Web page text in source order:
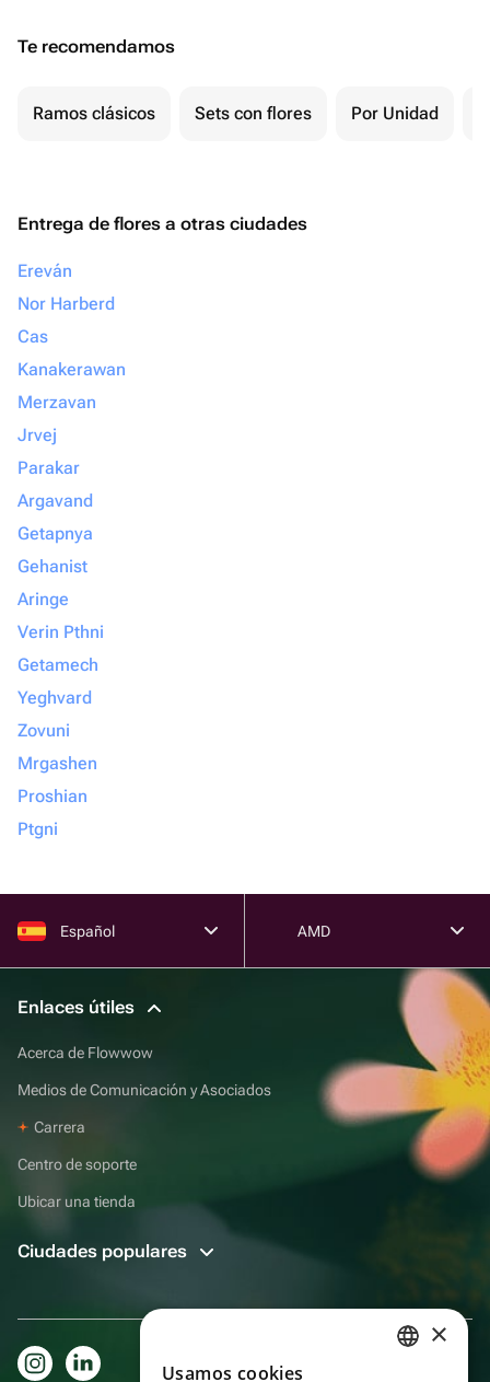
Te recomendamos
Ramos clásicos Sets con flores Por Unidad
Entrega de flores a otras ciudades
Ereván
Nor Harberd
Cas
Kanakerawan
Merzavan
Jrvej
Parakar
Argavand
Getapnya
Gehanist
Aringe
Verin Pthni
Getamech
Yeghvard
Zovuni
Mrgashen
Proshian
Ptgni
Español AMD
Enlaces útiles
Acerca de Flowwow
Medios de Comunicación y Asociados
Carrera
Centro de soporte
Ubicar una tienda
Ciudades populares
×
Usamos cookies